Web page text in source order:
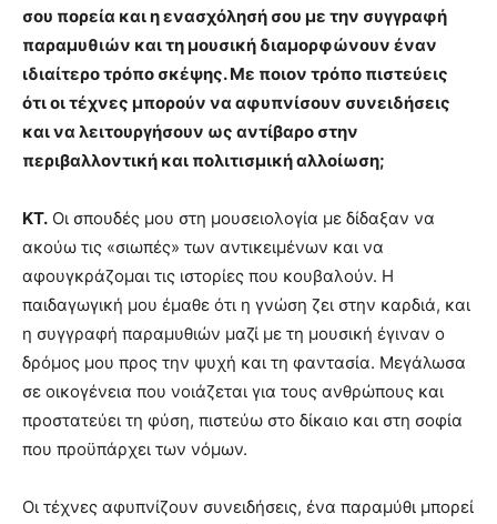
σου πορεία και η ενασχόλησή σου με την συγγραφή
παραμυθιών και τη μουσική διαμορφώνουν έναν
ιδιαίτερο τρόπο σκέψης. Με ποιον τρόπο πιστεύεις
ότι οι τέχνες μπορούν να αφυπνίσουν συνειδήσεις
και να λειτουργήσουν ως αντίβαρο στην
περιβαλλοντική και πολιτισμική αλλοίωση;
ΚΤ. Οι σπουδές μου στη μουσειολογία με δίδαξαν να
ακούω τις «σιωπές» των αντικειμένων και να
αφουγκράζομαι τις ιστορίες που κουβαλούν. Η
παιδαγωγική μου έμαθε ότι η γνώση ζει στην καρδιά, και
η συγγραφή παραμυθιών μαζί με τη μουσική έγιναν ο
δρόμος μου προς την ψυχή και τη φαντασία. Μεγάλωσα
σε οικογένεια που νοιάζεται για τους ανθρώπους και
προστατεύει τη φύση, πιστεύω στο δίκαιο και στη σοφία
που προϋπάρχει των νόμων.
Οι τέχνες αφυπνίζουν συνειδήσεις, ένα παραμύθι μπορεί